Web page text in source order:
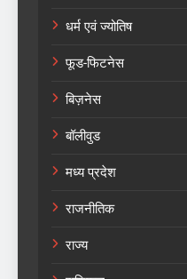
धर्म एवं ज्योतिष
फूड-फिटनेस
बिज़नेस
बॉलीवुड
मध्य प्रदेश
राजनीतिक
राज्य